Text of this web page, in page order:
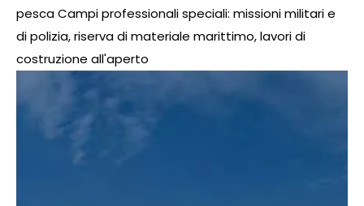
pesca Campi professionali speciali: missioni militari e
di polizia, riserva di materiale marittimo, lavori di
costruzione all'aperto